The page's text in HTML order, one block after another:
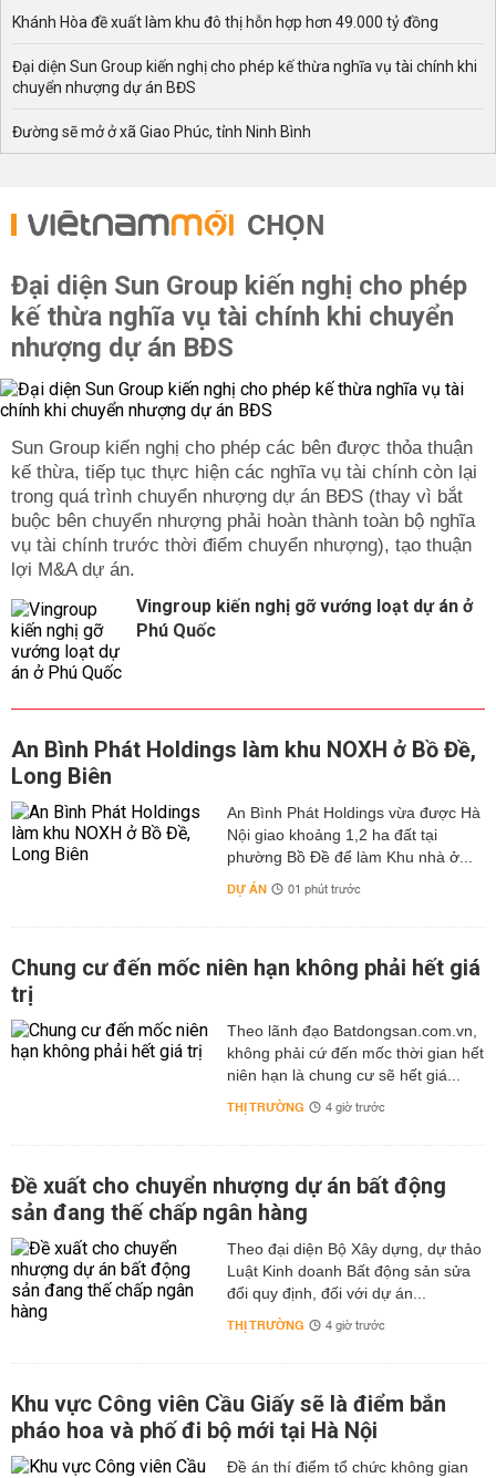
Khánh Hòa đề xuất làm khu đô thị hỗn hợp hơn 49.000 tỷ đồng
Đại diện Sun Group kiến nghị cho phép kế thừa nghĩa vụ tài chính khi
chuyển nhượng dự án BĐS
Đường sẽ mở ở xã Giao Phúc, tỉnh Ninh Bình
CHỌN
Đại diện Sun Group kiến nghị cho phép
kế thừa nghĩa vụ tài chính khi chuyển
nhượng dự án BĐS
Sun Group kiến nghị cho phép các bên được thỏa thuận
kế thừa, tiếp tục thực hiện các nghĩa vụ tài chính còn lại
trong quá trình chuyển nhượng dự án BĐS (thay vì bắt
buộc bên chuyển nhượng phải hoàn thành toàn bộ nghĩa
vụ tài chính trước thời điểm chuyển nhượng), tạo thuận
lợi M&A dự án.
Vingroup kiến nghị gỡ vướng loạt dự án ở
Phú Quốc
An Bình Phát Holdings làm khu NOXH ở Bồ Đề,
Long Biên
An Bình Phát Holdings vừa được Hà
Nội giao khoảng 1,2 ha đất tại
phường Bồ Đề để làm Khu nhà ở...
DỰ ÁN 01 phút trước
Chung cư đến mốc niên hạn không phải hết giá
trị
Theo lãnh đạo Batdongsan.com.vn,
không phải cứ đến mốc thời gian hết
niên hạn là chung cư sẽ hết giá...
THỊ TRƯỜNG 4 giờ trước
Đề xuất cho chuyển nhượng dự án bất động
sản đang thế chấp ngân hàng
Theo đại diện Bộ Xây dựng, dự thảo
Luật Kinh doanh Bất động sản sửa
đổi quy định, đối với dự án...
THỊ TRƯỜNG 4 giờ trước
Khu vực Công viên Cầu Giấy sẽ là điểm bắn
pháo hoa và phố đi bộ mới tại Hà Nội
Đề án thí điểm tổ chức không gian